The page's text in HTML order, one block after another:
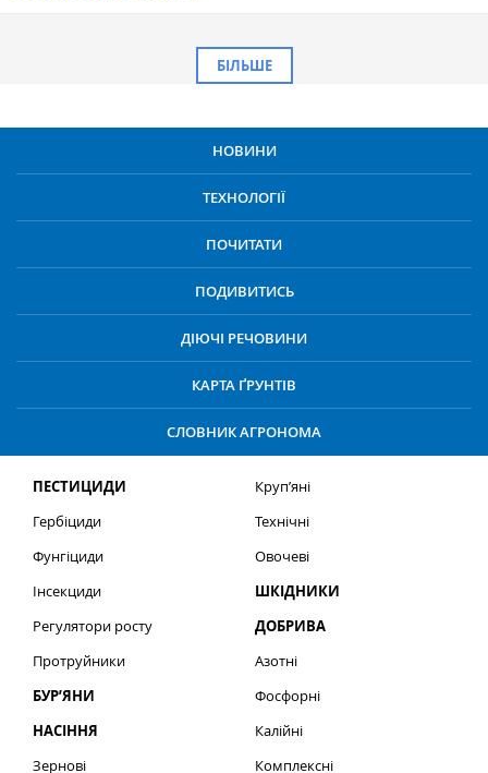
БІЛЬШЕ
НОВИНИ
ТЕХНОЛОГІЇ
ПОЧИТАТИ
ПОДИВИТИСЬ
ДІЮЧІ РЕЧОВИНИ
КАРТА ҐРУНТІВ
СЛОВНИК АГРОНОМА
ПЕСТИЦИДИ
Гербіциди
Фунгіциди
Інсекциди
Регулятори росту
Протруйники
БУР’ЯНИ
НАСІННЯ
Зернові
Круп’яні
Технічні
Овочеві
ШКІДНИКИ
ДОБРИВА
Азотні
Фосфорні
Калійні
Комплексні